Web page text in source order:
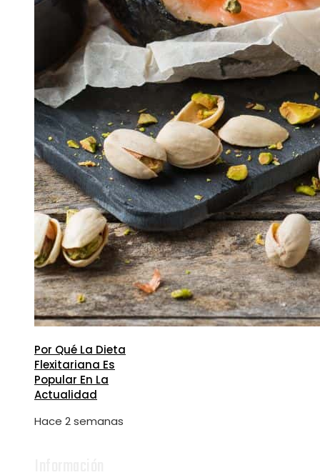
Por Qué La Dieta
Flexitariana Es
Popular En La
Actualidad
Hace 2 semanas